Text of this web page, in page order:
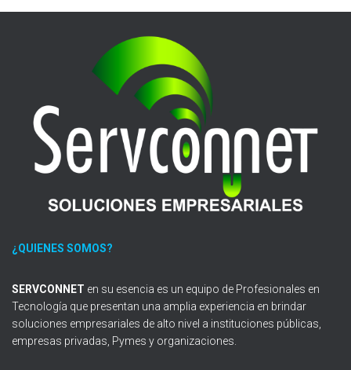
¿QUIENES SOMOS?
SERVCONNET en su esencia es un equipo de Profesionales en
Tecnología que presentan una amplia experiencia en brindar
soluciones empresariales de alto nivel a instituciones públicas,
empresas privadas, Pymes y organizaciones.